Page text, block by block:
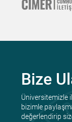
Bize
Üniversitemizle
bizimle
değerlendirip